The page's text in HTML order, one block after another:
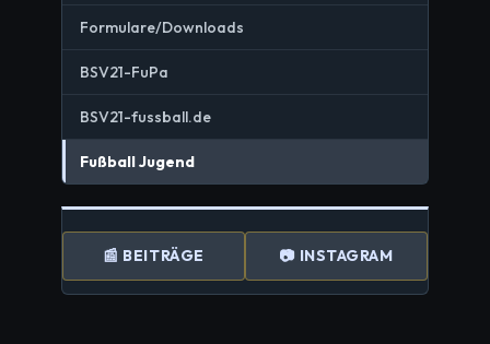
Formulare/Downloads
BSV21-FuPa
BSV21-fussball.de
Fußball Jugend
📰 BEITRÄGE 📷 INSTAGRAM